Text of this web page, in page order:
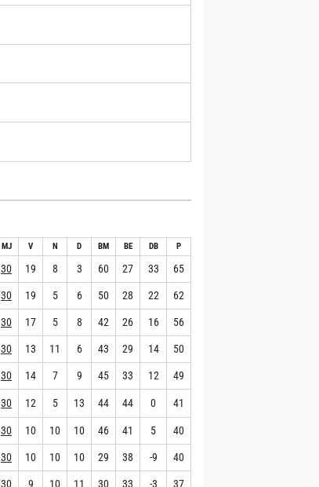
MJ V N D BM BE DB P
30 19 8 3 60 27 33 65
30 19 5 6 50 28 22 62
30 17 5 8 42 26 16 56
30 13 11 6 43 29 14 50
30 14 7 9 45 33 12 49
30 12 5 13 44 44 0 41
30 10 10 10 46 41 5 40
30 10 10 10 29 38 -9 40
30 9 10 11 30 33 -3 37